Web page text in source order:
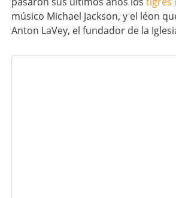
músico Michael Jackson, y el léon
Anton LaVey, el fundador de la